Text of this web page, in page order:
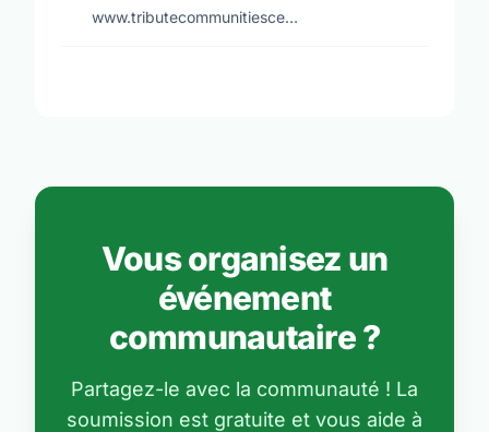
www.tributecommunitiesce…
Vous organisez un
événement
communautaire ?
Partagez-le avec la communauté ! La
soumission est gratuite et vous aide à